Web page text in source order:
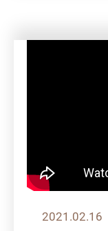
2021.02.16